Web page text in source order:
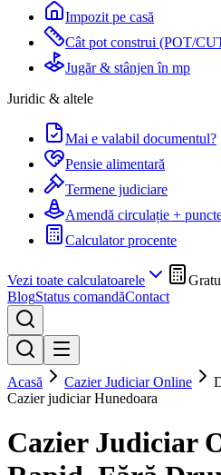
Impozit pe casă
Cât pot construi (POT/
Jugăr & stânjen în mp
Juridic & altele
Mai e valabil documentul?
Pensie alimentară
Termene judiciare
Amendă circulație +
Calculator procente
Vezi toate calculatoarele
BlogStatus comandăContact
Acasă Cazier Judiciar Online
Cazier judiciarHunedoara
Cazier Judiciar